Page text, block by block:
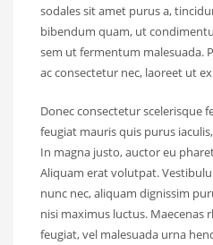
sodales sit amet purus a,
bibendum quam, ut
sem ut fermentum malesuada.
ac consectetur nec, laoreet ut
Donec consectetur scelerisque
feugiat mauris quis purus
In magna justo, auctor eu
Aliquam erat volutpat.
nunc nec, aliquam dignissim
nisi maximus luctus. Maecenas
feugiat, vel malesuada urna